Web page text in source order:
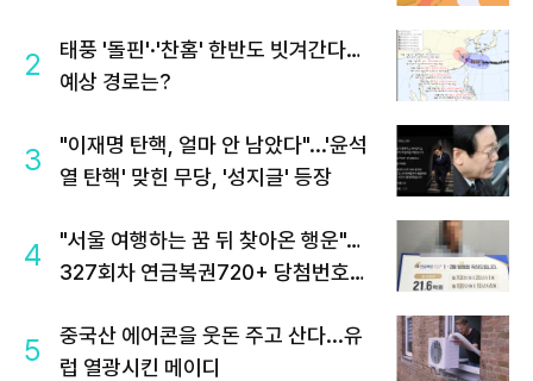
2
태풍 '돌핀'·'찬홈' 한반도 빗겨간다…
예상 경로는?
3
"이재명 탄핵, 얼마 안 남았다"...'윤석
열 탄핵' 맞힌 무당, '성지글' 등장
4
"서울 여행하는 꿈 뒤 찾아온 행운"…
327회차 연금복권720+ 당첨번호조
5
중국산 에어콘을 웃돈 주고 산다...유
럽 열광시킨 메이디